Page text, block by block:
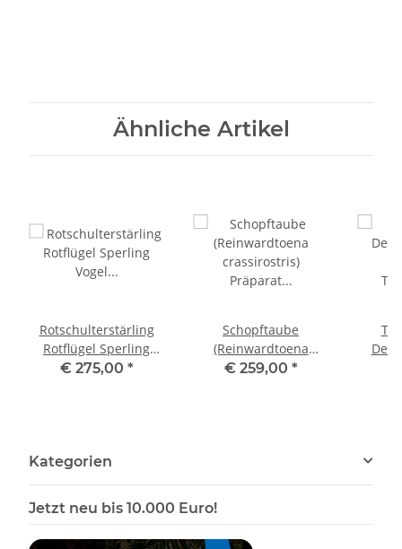
Ähnliche Artikel
Rotschulterstärling
Rotflügel Sperling
Vogel Präparat
€ 275,00 *
Schopftaube
(Reinwardtoena
crassirostris) Präparat
€ 259,00 *
Kategorien
Jetzt neu bis 10.000 Euro!